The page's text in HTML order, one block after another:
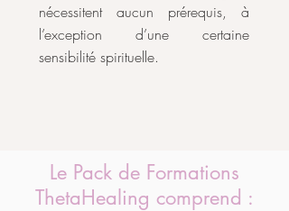
nécessitent aucun prérequis, à
l’exception d’une certaine
sensibilité spirituelle.
Le Pack de Formations
ThetaHealing comprend :